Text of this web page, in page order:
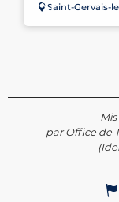
Saint-Gervais-
Mis
par Office de